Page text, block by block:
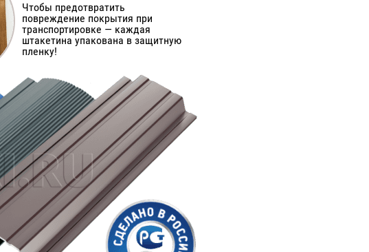
Чтобы предотвратить
повреждение покрытия при
транспортировке — каждая
штакетина упакована в защитную
пленку!